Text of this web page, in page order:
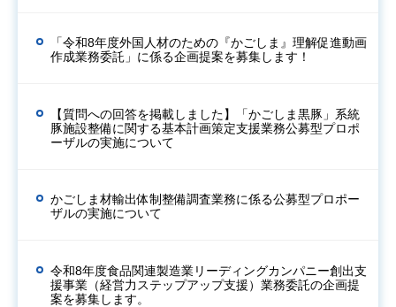
「令和8年度外国人材のための『かごしま』理解促進動画
作成業務委託」に係る企画提案を募集します！
【質問への回答を掲載しました】「かごしま黒豚」系統
豚施設整備に関する基本計画策定支援業務公募型プロポ
ーザルの実施について
かごしま材輸出体制整備調査業務に係る公募型プロポー
ザルの実施について
令和8年度食品関連製造業リーディングカンパニー創出支
援事業（経営力ステップアップ支援）業務委託の企画提
案を募集します。